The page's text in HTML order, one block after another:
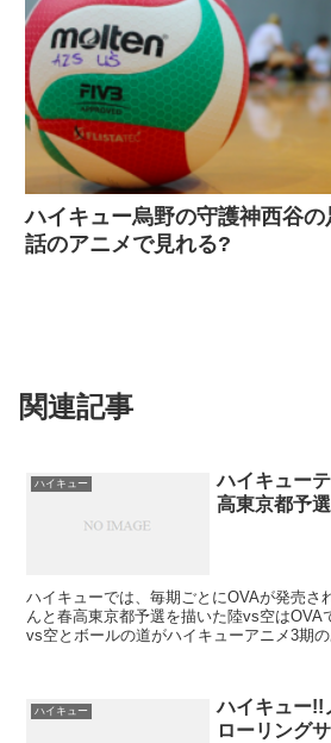
ハイキュー烏野の守護神西谷
話のアニメで見れる?
関連記事
ハイキュー
ハイキュー
高東京都予
ハイキューでは、毎期ごとにOVAが発売さ
んと春高東京都予選を描いた陸vs空はOVA
vs空とボールの道がハイキューアニメ3期の
ハイキュー
ハイキュー!!
ローリング